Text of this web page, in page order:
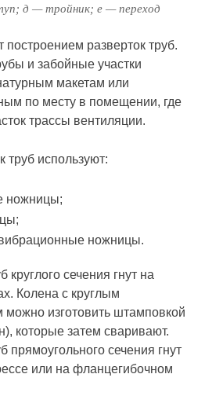
д — тройник; е — переход
построением разверток труб.
и забойные участки
маке­там или
по месту в помещении, где
трассы вентиляции.
труб используют:
ножницы;
ножницы.
круглого сечения гнут на
Колена с круглым
изготовить штамповкой
которые затем сваривают.
прямоугольного сечения гнут
или на фланцегибочном